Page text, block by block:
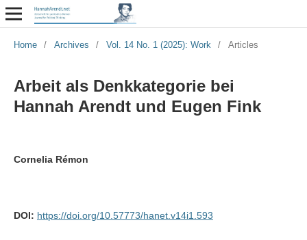
Home / Archives / Vol. 14 No. 1 (2025): Work / Articles
Arbeit als Denkkategorie bei
Hannah Arendt und Eugen Fink
Cornelia Rémon
DOI: https://doi.org/10.57773/hanet.v14i1.593